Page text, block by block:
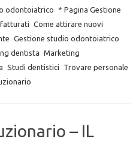
odontoiatrico
* Pagina Gestione
Come attirare nuovi
Gestione studio odontoiatrico
dentista Marketing
Studi dentistici
Trovare personale
– IL